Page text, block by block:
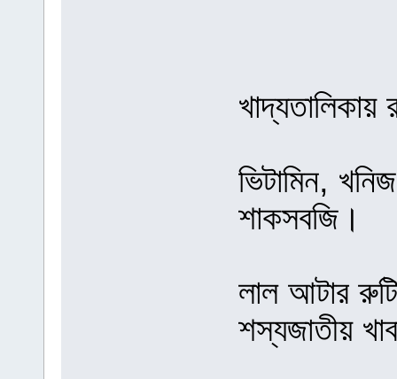
খাদ্যতালিকায়
ভিটামিন,
শাকসবজি।
লাল আটার
শস্যজাতীয়